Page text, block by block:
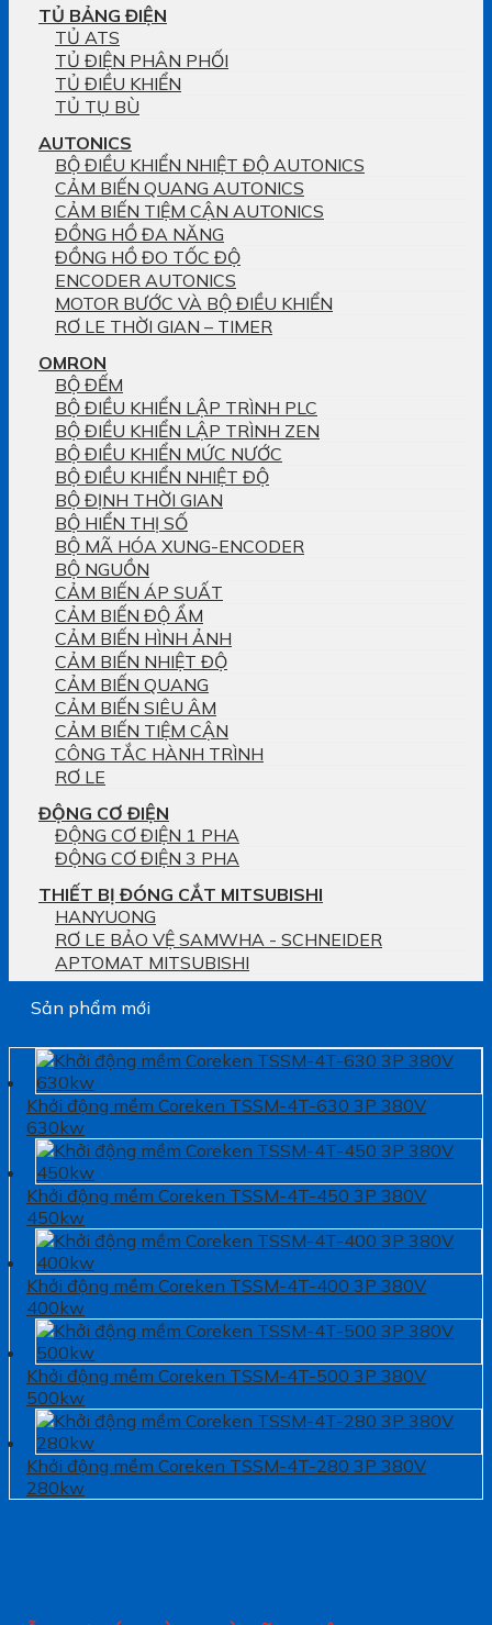
TỦ BẢNG ĐIỆN
TỦ ATS
TỦ ĐIỆN PHÂN PHỐI
TỦ ĐIỀU KHIỂN
TỦ TỤ BÙ
AUTONICS
BỘ ĐIỀU KHIỂN NHIỆT ĐỘ AUTONICS
CẢM BIẾN QUANG AUTONICS
CẢM BIẾN TIỆM CẬN AUTONICS
ĐỒNG HỒ ĐA NĂNG
ĐỒNG HỒ ĐO TỐC ĐỘ
ENCODER AUTONICS
MOTOR BƯỚC VÀ BỘ ĐIỀU KHIỂN
RƠ LE THỜI GIAN – TIMER
OMRON
BỘ ĐẾM
BỘ ĐIỀU KHIỂN LẬP TRÌNH PLC
BỘ ĐIỀU KHIỂN LẬP TRÌNH ZEN
BỘ ĐIỀU KHIỂN MỨC NƯỚC
BỘ ĐIỀU KHIỂN NHIỆT ĐỘ
BỘ ĐỊNH THỜI GIAN
BỘ HIỂN THỊ SỐ
BỘ MÃ HÓA XUNG-ENCODER
BỘ NGUỒN
CẢM BIẾN ÁP SUẤT
CẢM BIẾN ĐỘ ẨM
CẢM BIẾN HÌNH ẢNH
CẢM BIẾN NHIỆT ĐỘ
CẢM BIẾN QUANG
CẢM BIẾN SIÊU ÂM
CẢM BIẾN TIỆM CẬN
CÔNG TẮC HÀNH TRÌNH
RƠ LE
ĐỘNG CƠ ĐIỆN
ĐỘNG CƠ ĐIỆN 1 PHA
ĐỘNG CƠ ĐIỆN 3 PHA
THIẾT BỊ ĐÓNG CẮT MITSUBISHI
HANYUONG
RƠ LE BẢO VỆ SAMWHA - SCHNEIDER
APTOMAT MITSUBISHI
Sản phẩm mới
Khởi động mềm Coreken TSSM-4T-630 3P 380V
630kw
Khởi động mềm Coreken TSSM-4T-450 3P 380V
450kw
Khởi động mềm Coreken TSSM-4T-400 3P 380V
400kw
Khởi động mềm Coreken TSSM-4T-500 3P 380V
500kw
Khởi động mềm Coreken TSSM-4T-280 3P 380V
280kw